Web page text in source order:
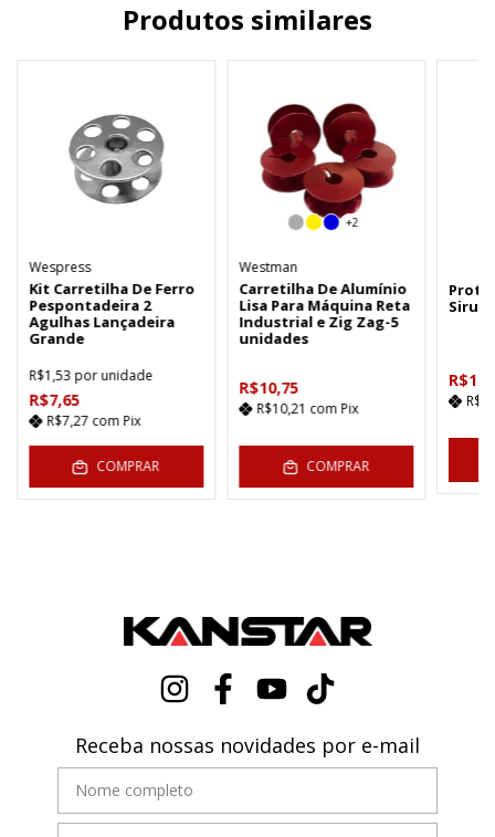
Produtos similares
Wespress
Kit Carretilha De Ferro
Pespontadeira 2
Agulhas Lançadeira
Grande
R$1,53 por unidade
R$7,65
R$7,27 com Pix
COMPRAR
+2
Westman
Carretilha De Alumínio
Lisa Para Máquina Reta
Industrial e Zig Zag-5
unidades
R$10,75
R$10,21 com Pix
COMPRAR
Receba nossas novidades por e-mail